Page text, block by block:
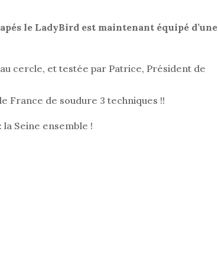
le LadyBird est maintenant équipé d’une
cercle, et testée par Patrice, Président de
France de soudure 3 techniques !!
Seine ensemble !